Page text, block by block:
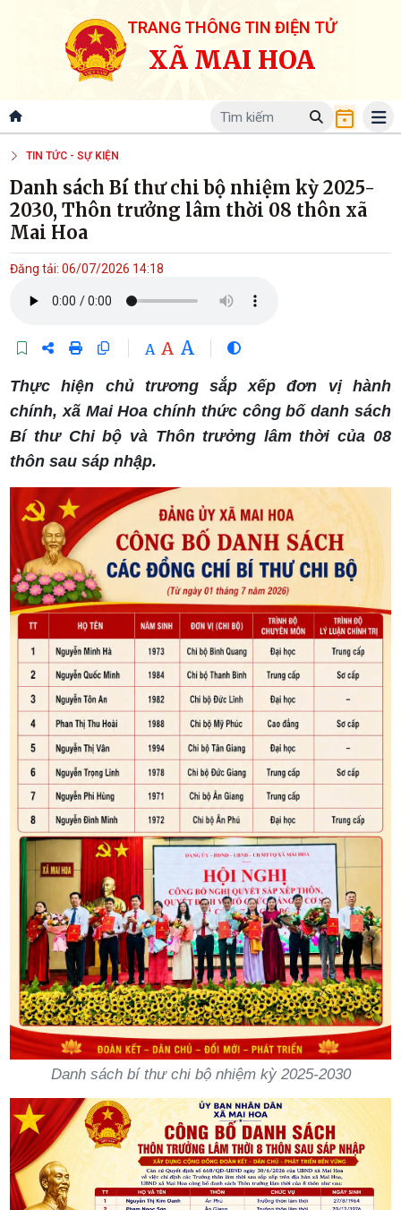
TRANG THÔNG TIN ĐIỆN TỬ
XÃ MAI HOA
TIN TỨC - SỰ KIỆN
Danh sách Bí thư chi bộ nhiệm kỳ 2025-
2030, Thôn trưởng lâm thời 08 thôn xã
Mai Hoa
Đăng tải: 06/07/2026 14:18
A A A
Thực hiện chủ trương sắp xếp đơn vị hành
chính, xã Mai Hoa chính thức công bố danh sách
Bí thư Chi bộ và Thôn trưởng lâm thời của 08
thôn sau sáp nhập.
Danh sách bí thư chi bộ nhiệm kỳ 2025-2030